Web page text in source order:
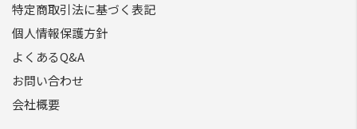
特定商取引法に基づく表記
個人情報保護方針
よくあるQ&A
お問い合わせ
会社概要